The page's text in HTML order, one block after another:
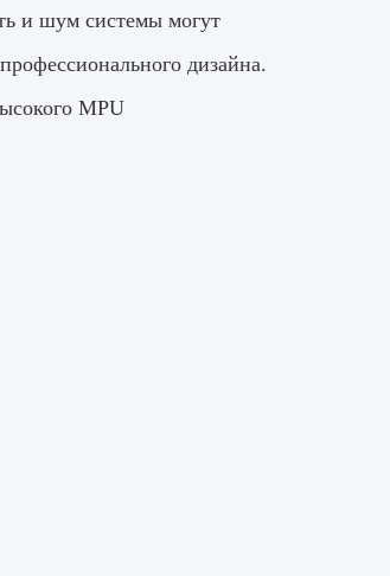
и шум системы могут
дизайна.
MPU